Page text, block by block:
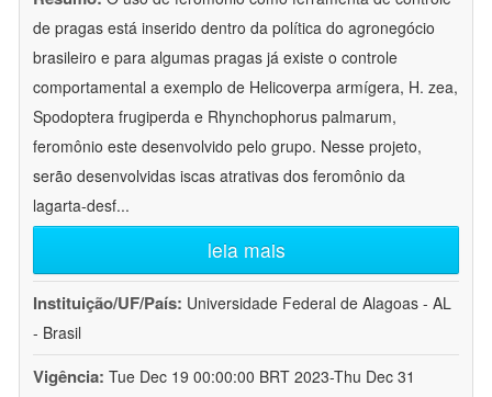
de pragas está inserido dentro da política do agronegócio
brasileiro e para algumas pragas já existe o controle
comportamental a exemplo de Helicoverpa armígera, H. zea,
Spodoptera frugiperda e Rhynchophorus palmarum,
feromônio este desenvolvido pelo grupo. Nesse projeto,
serão desenvolvidas iscas atrativas dos feromônio da
lagarta-desf...
leia mais
Instituição/UF/País: Universidade Federal de Alagoas - AL
- Brasil
Vigência: Tue Dec 19 00:00:00 BRT 2023-Thu Dec 31